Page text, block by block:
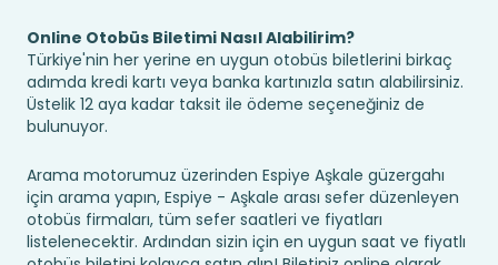
Online Otobüs Biletimi Nasıl Alabilirim?
Türkiye'nin her yerine en uygun otobüs biletlerini birkaç
adımda kredi kartı veya banka kartınızla satın alabilirsiniz.
Üstelik 12 aya kadar taksit ile ödeme seçeneğiniz de
bulunuyor.
Arama motorumuz üzerinden Espiye Aşkale güzergahı
için arama yapın, Espiye - Aşkale arası sefer düzenleyen
otobüs firmaları, tüm sefer saatleri ve fiyatları
listelenecektir. Ardından sizin için en uygun saat ve fiyatlı